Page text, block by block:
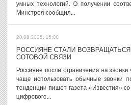
умных технологий. О получении
Минстроя сообщил...
28.08.2025, 15:08
РОССИЯНЕ СТАЛИ
СОТОВОЙ СВЯЗИ
Россияне после ограничения на
чаще использовать обычные звонки
тенденции пишет газета «Известия»
цифрового...